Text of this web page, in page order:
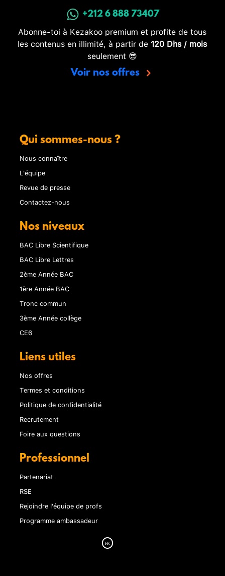
+212 6 888 73407
Abonne-toi à Kezakoo premium et profite de tous
les contenus en illimité, à partir de 120 Dhs / mois
seulement 😎
Voir nos offres
Qui sommes-nous ?
Nous connaître
L'équipe
Revue de presse
Contactez-nous
Nos niveaux
BAC Libre Scientifique
BAC Libre Lettres
2ème Année BAC
1ère Année BAC
Tronc commun
3ème Année collège
CE6
Liens utiles
Nos offres
Termes et conditions
Politique de confidentialité
Recrutement
Foire aux questions
Professionnel
Partenariat
RSE
Rejoindre l'équipe de profs
Programme ambassadeur